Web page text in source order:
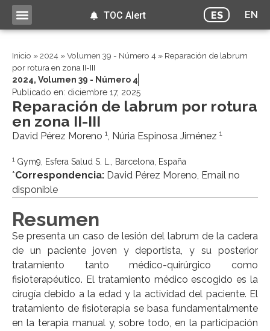
ES EN
TOC Alert
Inicio »2024 »Volumen 39 - Número 4 » Reparación de labrum
por rotura en zona II-III
2024, Volumen 39 - Número 4
Publicado en: diciembre 17, 2025
Reparación de labrum por rotura
en zona II-III
David Pérez Moreno 1, Núria Espinosa Jiménez 1
1Gym9, Esfera Salud S. L., Barcelona, España
*Correspondencia: David Pérez Moreno, Email no
disponible
Resumen
Se presenta un caso de lesión del labrum de la cadera
de un paciente joven y deportista, y su posterior
tratamiento tanto médico-quirúrgico como
fisioterapéutico. El tratamiento médico escogido es la
cirugía debido a la edad y la actividad del paciente. El
tratamiento de fisioterapia se basa fundamentalmente
en la terapia manual y, sobre todo, en la participación